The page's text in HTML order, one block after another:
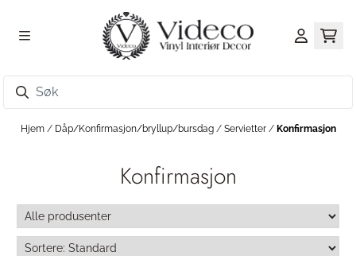
Hjem / Dåp/Konfirmasjon/bryllup/bursdag / Servietter / Konfirmasjon
Konfirmasjon